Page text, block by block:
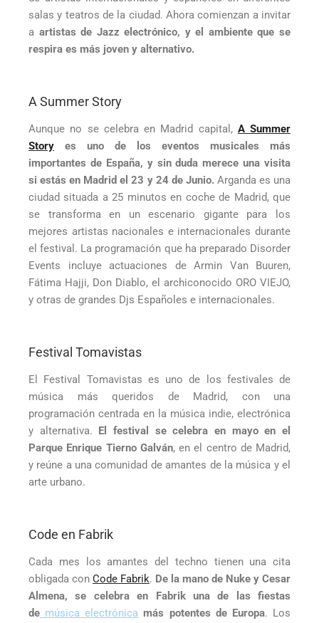
salas y teatros de la ciudad. Ahora comienzan a invitar
a artistas de Jazz electrónico, y el ambiente que se
respira es más joven y alternativo.
A Summer Story
Aunque no se celebra en Madrid capital, A Summer
Story es uno de los eventos musicales más
importantes de España, y sin duda merece una visita
si estás en Madrid el 23 y 24 de Junio.Arganda es una
ciudad situada a 25 minutos en coche de Madrid, que
se transforma en un escenario gigante para los
mejores artistas nacionales e internacionales durante
el festival. La programación que ha preparado Disorder
Events incluye actuaciones de Armin Van Buuren,
Fátima Hajji, Don Diablo, el archiconocido ORO VIEJO,
y otras de grandes Djs Españoles e internacionales.
Festival Tomavistas
El Festival Tomavistas es uno de los festivales de
música más queridos de Madrid, con una
programación centrada en la música indie, electrónica
y alternativa. El festival se celebra en mayo en el
Parque Enrique Tierno Galván, en el centro de Madrid,
y reúne a una comunidad de amantes de la música y el
arte urbano.
Code en Fabrik
Cada mes los amantes del techno tienen una cita
obligada con Code Fabrik. De la mano de Nuke y Cesar
Almena, se celebra en Fabrik una de las fiestas
de música electrónica más potentes de Europa. Los